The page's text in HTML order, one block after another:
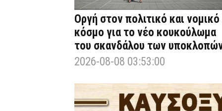
Οργή στον πολιτικό και νομικό
κόσμο για το νέο κουκούλωμα
του σκανδάλου των
2026-08-08 03:53:00